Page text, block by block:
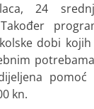
24
dobi
kn.